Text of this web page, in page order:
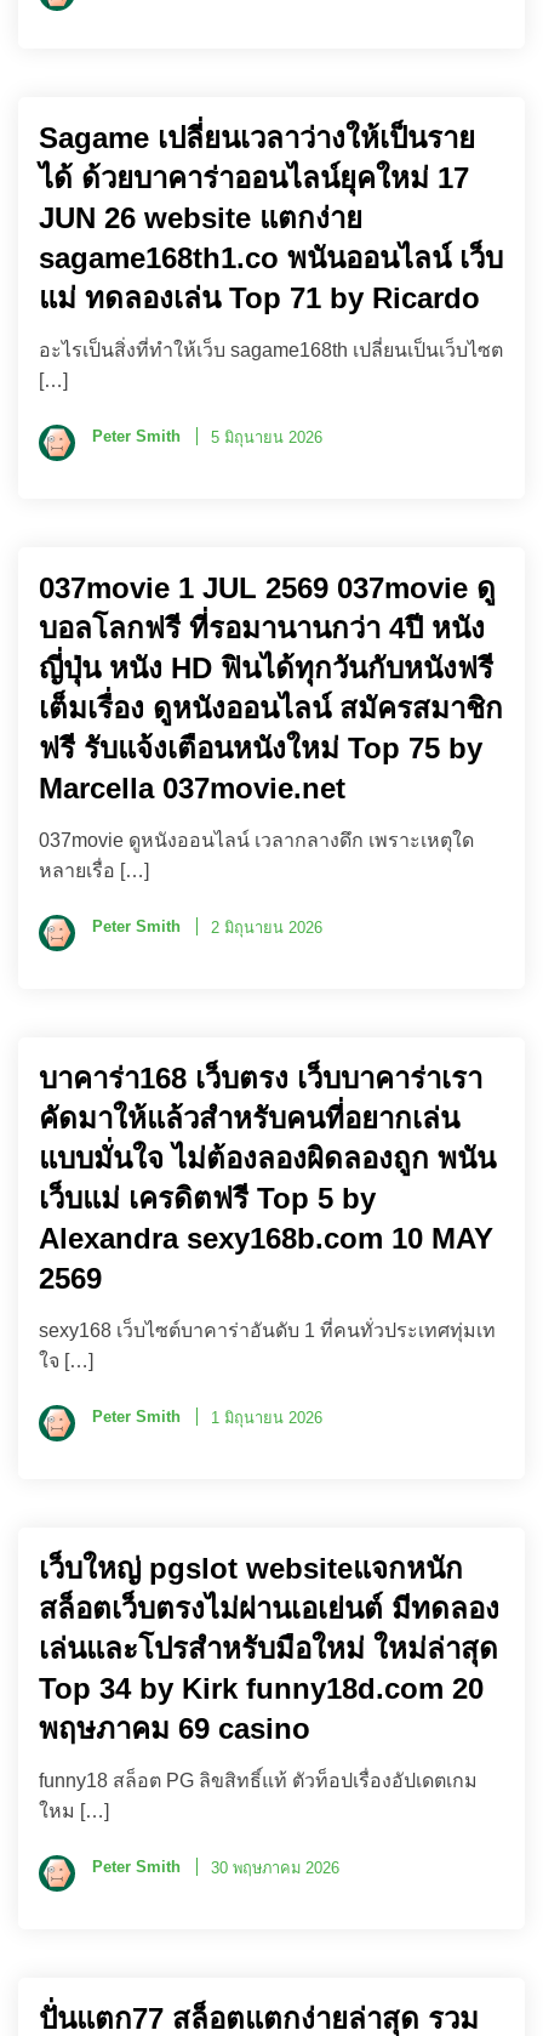
Sagame เปลี่ยนเวลาว่างให้เป็นราย
ได้ ด้วยบาคาร่าออนไลน์ยุคใหม่ 17
JUN 26 website แตกง่าย
sagame168th1.co พนันออนไลน์ เว็บ
แม่ ทดลองเล่น Top 71 by Ricardo
อะไรเป็นสิ่งที่ทำให้เว็บ sagame168th เปลี่ยนเป็นเว็บไซต
[…]
Peter Smith 5 มิถุนายน 2026
037movie 1 JUL 2569 037movie ดู
บอลโลกฟรี ที่รอมานานกว่า 4ปี หนัง
ญี่ปุ่น หนัง HD ฟินได้ทุกวันกับหนังฟรี
เต็มเรื่อง ดูหนังออนไลน์ สมัครสมาชิก
ฟรี รับแจ้งเตือนหนังใหม่ Top 75 by
Marcella 037movie.net
037movie ดูหนังออนไลน์ เวลากลางดึก เพราะเหตุใด
หลายเรื่อ […]
Peter Smith 2 มิถุนายน 2026
บาคาร่า168 เว็บตรง เว็บบาคาร่าเรา
คัดมาให้แล้วสำหรับคนที่อยากเล่น
แบบมั่นใจ ไม่ต้องลองผิดลองถูก พนัน
เว็บแม่ เครดิตฟรี Top 5 by
Alexandra sexy168b.com 10 MAY
2569
sexy168 เว็บไซต์บาคาร่าอันดับ 1 ที่คนทั่วประเทศทุ่มเท
ใจ […]
Peter Smith 1 มิถุนายน 2026
เว็บใหญ่ pgslot websiteแจกหนัก
สล็อตเว็บตรงไม่ผ่านเอเย่นต์ มีทดลอง
เล่นและโปรสำหรับมือใหม่ ใหม่ล่าสุด
Top 34 by Kirk funny18d.com 20
พฤษภาคม 69 casino
funny18 สล็อต PG ลิขสิทธิ์แท้ ตัวท็อปเรื่องอัปเดตเกม
ใหม […]
Peter Smith 30 พฤษภาคม 2026
ปั่นแตก77 สล็อตแตกง่ายล่าสุด รวม